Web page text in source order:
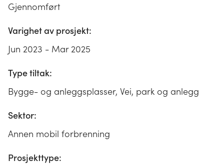
Gjennomført
Varighet av prosjekt:
Jun 2023 - Mar 2025
Type tiltak:
Bygge- og anleggsplasser, Vei, park og anlegg
Sektor:
Annen mobil forbrenning
Prosjekttype: